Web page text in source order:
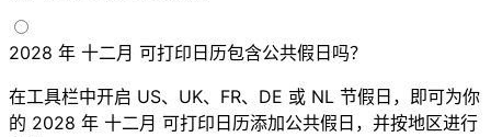
2028 年 十二月 可打印日历包含公共假日吗？
在工具栏中开启 US、UK、FR、DE 或 NL 节假日，即可为你
的 2028 年 十二月 可打印日历添加公共假日，并按地区进行